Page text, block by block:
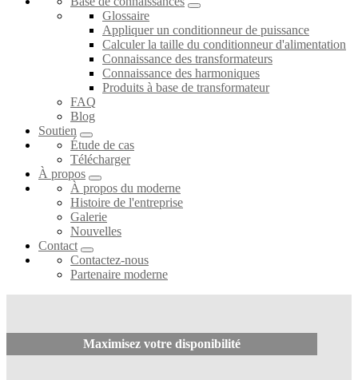
Glossaire
Appliquer un conditionneur de puissance
Calculer la taille du conditionneur d'alimentation
Connaissance des transformateurs
Connaissance des harmoniques
Produits à base de transformateur
FAQ
Blog
Soutien
Étude de cas
Télécharger
À propos
À propos du moderne
Histoire de l'entreprise
Galerie
Nouvelles
Contact
Contactez-nous
Partenaire moderne
Maximisez votre disponibilité